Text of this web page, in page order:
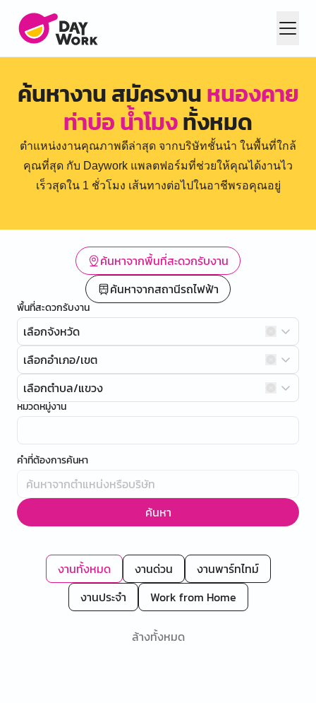
ค้นหางาน สมัครงานหนองคาย
ท่าบ่อ น้ำโมงทั้งหมด
ตำแหน่งงานคุณภาพดีล่าสุด จากบริษัทชั้นนำ ในพื้นที่ใกล้
คุณที่สุด กับ Daywork แพลตฟอร์มที่ช่วยให้คุณได้งานไว
เร็วสุดใน 1 ชั่วโมง เส้นทางต่อไปในอาชีพรอคุณอยู่
ค้นหาจากพื้นที่สะดวกรับงาน
ค้นหาจากสถานีรถไฟฟ้า
พื้นที่สะดวกรับงาน
เลือกจังหวัด
เลือกอำเภอ/เขต
เลือกตำบล/แขวง
หมวดหมู่งาน
คำที่ต้องการค้นหา
ค้นหา
งานทั้งหมด งานด่วน
งานพาร์ทไทม์
งานประจำ
Work from Home
ล้างทั้งหมด